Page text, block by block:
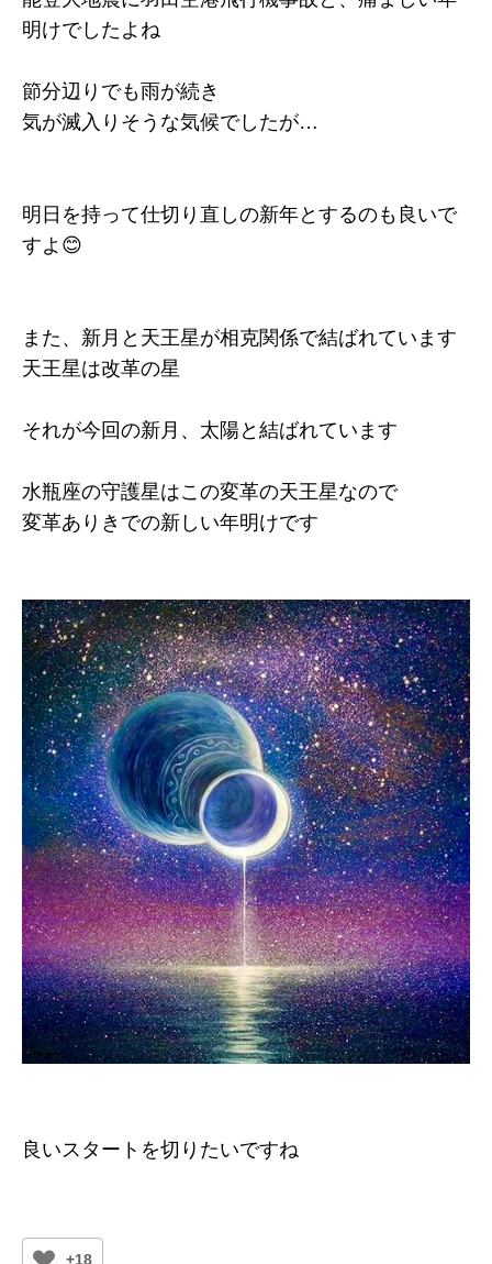
明けでしたよね
節分辺りでも雨が続き
気が滅入りそうな気候でしたが…
明日を持って仕切り直しの新年とするのも良いで
すよ😊
また、新月と天王星が相克関係で結ばれています
天王星は改革の星
それが今回の新月、太陽と結ばれています
水瓶座の守護星はこの変革の天王星なので
変革ありきでの新しい年明けです
良いスタートを切りたいですね
+18